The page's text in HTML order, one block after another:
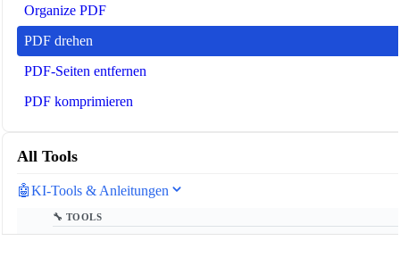
Organize PDF
PDF drehen
PDF‑Seiten entfernen
PDF komprimieren
All Tools
🤖KI-Tools & Anleitungen
🔧 TOOLS